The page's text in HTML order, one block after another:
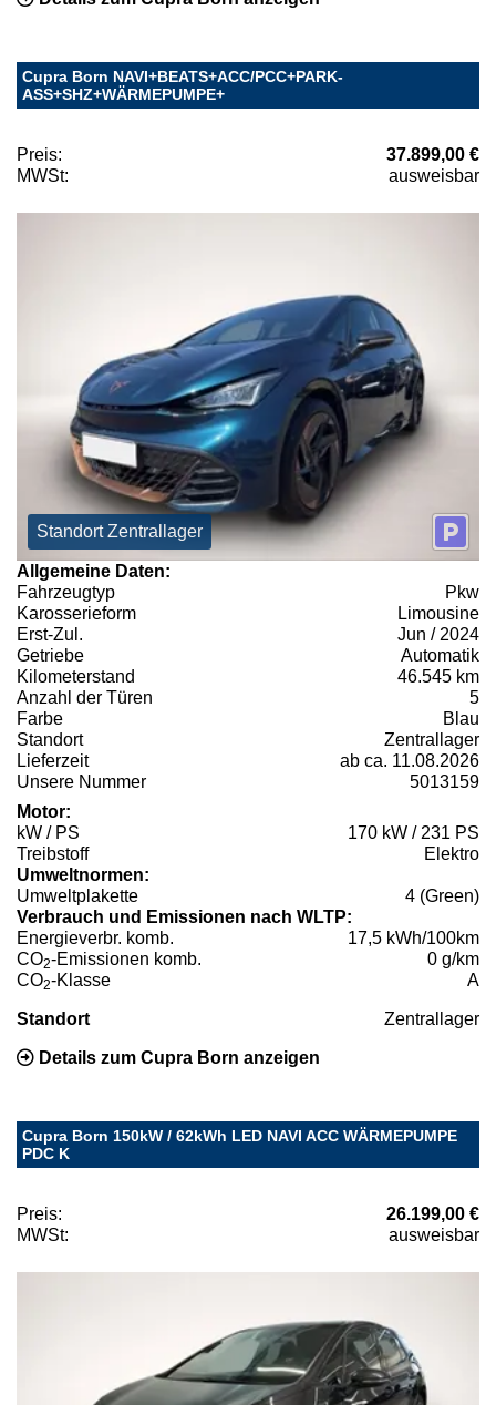
Cupra Born NAVI+BEATS+ACC/PCC+PARK-
ASS+SHZ+WÄRMEPUMPE+
Preis:
37.899,00 €
MWSt:
ausweisbar
Standort Zentrallager
Allgemeine Daten:
Fahrzeugtyp
Pkw
Karosserieform
Limousine
Erst-Zul.
Jun / 2024
Getriebe
Automatik
Kilometerstand
46.545 km
Anzahl der Türen
5
Farbe
Blau
Standort
Zentrallager
Lieferzeit
ab ca. 11.08.2026
Unsere Nummer
5013159
Motor:
kW / PS
170 kW / 231 PS
Treibstoff
Elektro
Umweltnormen:
Umweltplakette
4 (Green)
Verbrauch und Emissionen nach WLTP:
Energieverbr. komb.
17,5 kWh/100km
CO2-Emissionen komb.
0 g/km
CO2-Klasse A
Standort Zentrallager
Details zum Cupra Born anzeigen
Cupra Born 150kW / 62kWh LED NAVI ACC WÄRMEPUMPE
PDC K
Preis:
26.199,00 €
MWSt:
ausweisbar